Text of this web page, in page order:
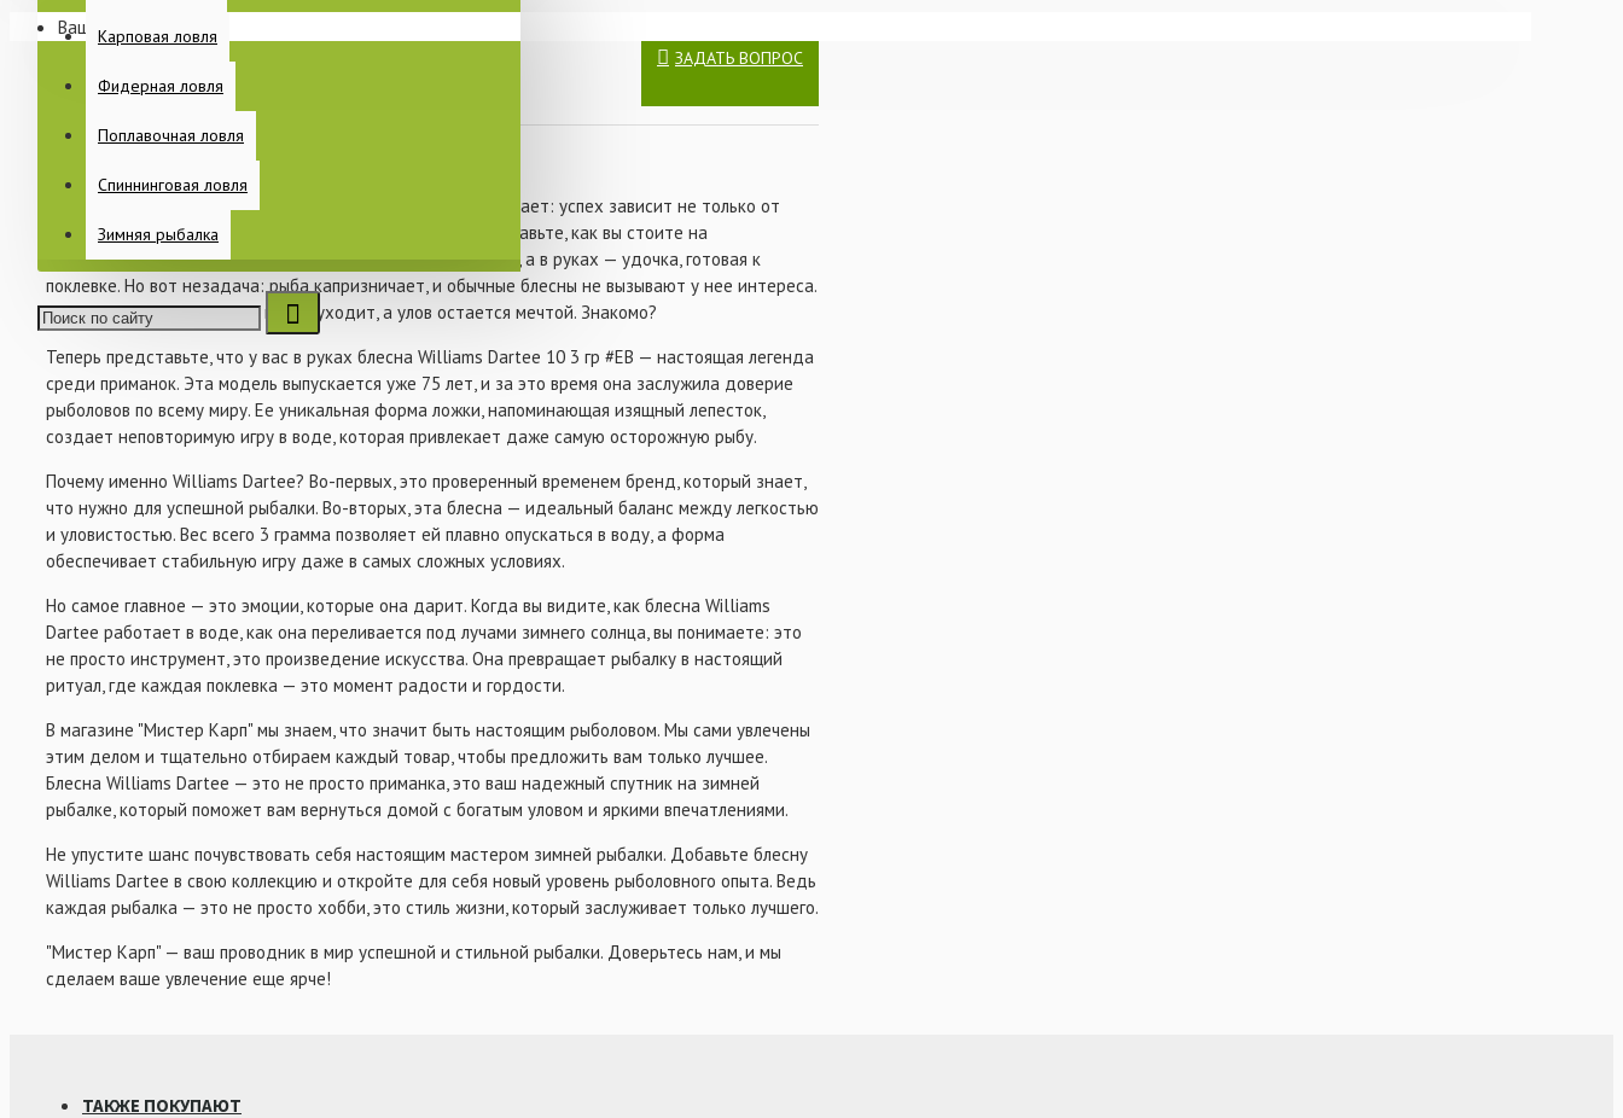
Раскладушки
ПИТАНИЕ
КАТУШКИ
ВСЁ ДЛЯ ОСНАСТОК
Карповая ловля
Фидерная ловля
Поплавочная ловля
Спиннинговая ловля
Зимняя рыбалка
Ваша корзина пуста!
ЗАДАТЬ ВОПРОС
Когда речь заходит о зимней рыбалке, каждый рыболов знает: успех зависит не только от
мастерства, но и от правильного выбора приманки. Представьте, как вы стоите на
заснеженном берегу, чувствуете легкий морозный ветерок, а в руках — удочка, готовая к
поклевке. Но вот незадача: рыба капризничает, и обычные блесны не вызывают у нее интереса.
Разочарование нарастает, время уходит, а улов остается мечтой. Знакомо?
Теперь представьте, что у вас в руках блесна Williams Dartee 10 3 гр #EB — настоящая легенда
среди приманок. Эта модель выпускается уже 75 лет, и за это время она заслужила доверие
рыболовов по всему миру. Ее уникальная форма ложки, напоминающая изящный лепесток,
создает неповторимую игру в воде, которая привлекает даже самую осторожную рыбу.
Почему именно Williams Dartee? Во-первых, это проверенный временем бренд, который знает,
что нужно для успешной рыбалки. Во-вторых, эта блесна — идеальный баланс между легкостью
и уловистостью. Вес всего 3 грамма позволяет ей плавно опускаться в воду, а форма
обеспечивает стабильную игру даже в самых сложных условиях.
Но самое главное — это эмоции, которые она дарит. Когда вы видите, как блесна Williams
Dartee работает в воде, как она переливается под лучами зимнего солнца, вы понимаете: это
не просто инструмент, это произведение искусства. Она превращает рыбалку в настоящий
ритуал, где каждая поклевка — это момент радости и гордости.
В магазине "Мистер Карп" мы знаем, что значит быть настоящим рыболовом. Мы сами увлечены
этим делом и тщательно отбираем каждый товар, чтобы предложить вам только лучшее.
Блесна Williams Dartee — это не просто приманка, это ваш надежный спутник на зимней
рыбалке, который поможет вам вернуться домой с богатым уловом и яркими впечатлениями.
Не упустите шанс почувствовать себя настоящим мастером зимней рыбалки. Добавьте блесну
Williams Dartee в свою коллекцию и откройте для себя новый уровень рыболовного опыта. Ведь
каждая рыбалка — это не просто хобби, это стиль жизни, который заслуживает только лучшего.
"Мистер Карп" — ваш проводник в мир успешной и стильной рыбалки. Доверьтесь нам, и мы
сделаем ваше увлечение еще ярче!
ТАКЖЕ ПОКУПАЮТ